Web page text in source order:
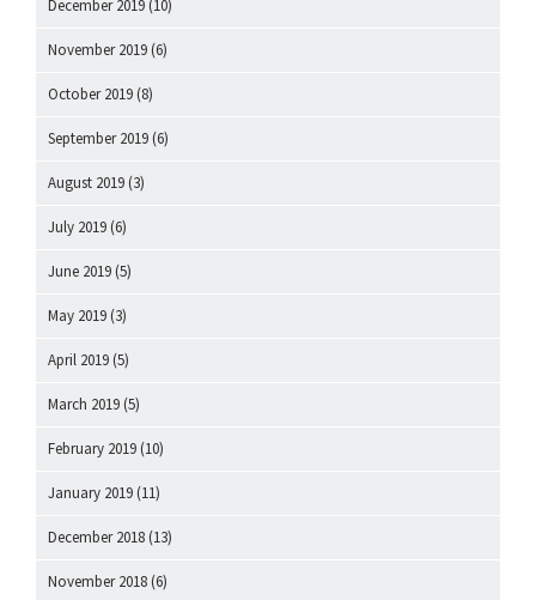
December 2019 (10)
November 2019 (6)
October 2019 (8)
September 2019 (6)
August 2019 (3)
July 2019 (6)
June 2019 (5)
May 2019 (3)
April 2019 (5)
March 2019 (5)
February 2019 (10)
January 2019 (11)
December 2018 (13)
November 2018 (6)